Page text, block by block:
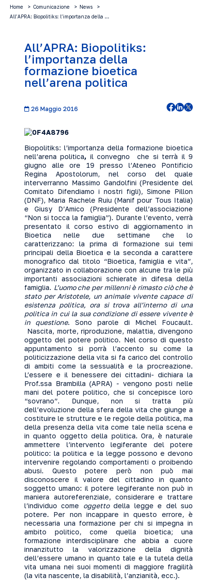
Home Comunicazione
News
All’APRA: Biopolitiks: l’importanza della …
All’APRA: Biopolitiks:
l’importanza della
formazione bioetica
nell’arena politica
26 Maggio 2016
Biopolitiks: l’importanza della formazione bioetica
nell’arena politica, il convegno che si terrà il 9
giugno alle ore 19 presso l’Ateneo Pontificio
Regina Apostolorum, nel corso del quale
interverranno Massimo Gandolfini (Presidente del
Comitato Difendiamo i nostri figli), Simone Pillon
(DNF), Maria Rachele Ruiu (Manif pour Tous Italia)
e Giusy D’Amico (Presidente dell’associazione
“Non si tocca la famiglia”). Durante l’evento, verrà
presentato il corso estivo di aggiornamento in
Bioetica nelle due settimane che lo
caratterizzano: la prima di formazione sui temi
principali della Bioetica e la seconda a carattere
monografico dal titolo “Bioetica, famiglia e vita”,
organizzato in collaborazione con alcune tra le più
importanti associazioni schierate in difesa della
famiglia. L’uomo che per millenni è rimasto ciò che è
stato per Aristotele, un animale vivente capace di
esistenza politica, ora si trova all’interno di una
politica in cui la sua condizione di essere vivente è
in questione. Sono parole di Michel Foucault.
Nascita, morte, riproduzione, malattia, divengono
oggetto del potere politico. Nel corso di questo
appuntamento si porrà l’accento su come la
politicizzazione della vita si fa carico del controllo
di ambiti come la sessualità e la procreazione.
L’essere e il benessere dei cittadini- dichiara la
Prof.ssa Brambilla (APRA) - vengono posti nelle
mani del potere politico, che si concepisce loro
“sovrano”. Dunque, non si tratta più
dell’evoluzione della sfera della vita che giunge a
costituire le strutture e le regole della politica, ma
della presenza della vita come tale nella scena e
in quanto oggetto della politica. Ora, è naturale
ammettere l’intervento legiferante del potere
politico: la politica e la legge possono e devono
intervenire regolando comportamenti o proibendo
abusi. Questo potere però non può mai
disconoscere il valore del cittadino in quanto
soggetto umano: il potere legiferante non può in
maniera autoreferenziale, considerare e trattare
l’individuo come oggettodella legge e del suo
potere. Per non incappare in questo errore, è
necessaria una formazione per chi si impegna in
ambito politico, come quella bioetica; una
formazione interdisciplinare che abbia a cuore
innanzitutto la valorizzazione della dignità
dell’essere umano in quanto tale e la tutela della
vita umana nei suoi momenti di maggiore fragilità
(la vita nascente, la disabilità, l’anzianità, ecc.).